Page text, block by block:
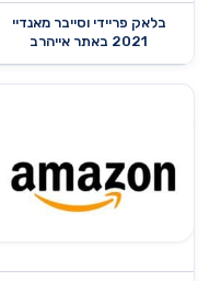
בלאק פריידי וסייבר מאנדיי
2021 באתר אייהרב